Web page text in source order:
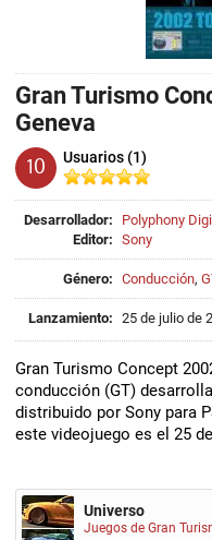
Gran Turismo
Geneva
10 Usuarios (1)
Desarrollador:
Polyphony
Editor: Sony
Género: Conducción,
Lanzamiento: 25 de julio de
Gran Turismo Concept
conducción (GT)
distribuido por Sony para
este videojuego es el 25
Universo
Juegos de Gran